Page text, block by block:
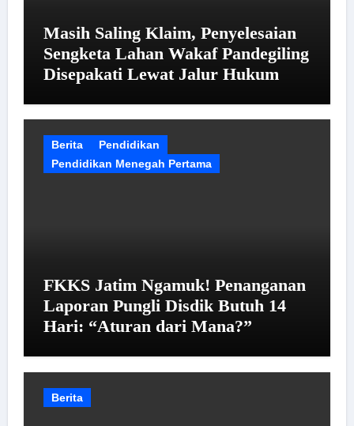
Masih Saling Klaim, Penyelesaian
Sengketa Lahan Wakaf Pandegiling
Disepakati Lewat Jalur Hukum
Berita
Pendidikan
Pendidikan Menegah Pertama
FKKS Jatim Ngamuk! Penanganan
Laporan Pungli Disdik Butuh 14
Hari: “Aturan dari Mana?”
Berita